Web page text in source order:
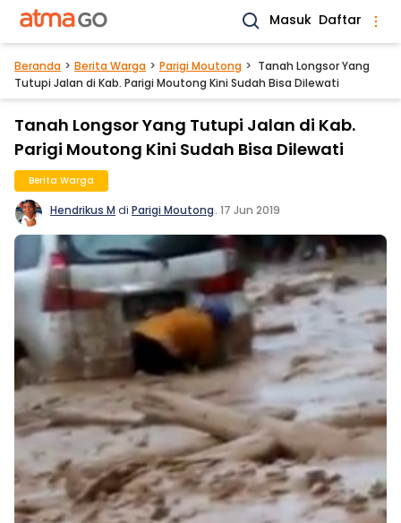
Masuk Daftar
Beranda Berita Warga Parigi Moutong
Tanah Longsor Yang
Tutupi Jalan di Kab. Parigi Moutong Kini Sudah Bisa Dilewati
Tanah Longsor Yang Tutupi Jalan di Kab.
Parigi Moutong Kini Sudah Bisa Dilewati
Berita Warga
Hendrikus M di Parigi Moutong. 17 Jun 2019